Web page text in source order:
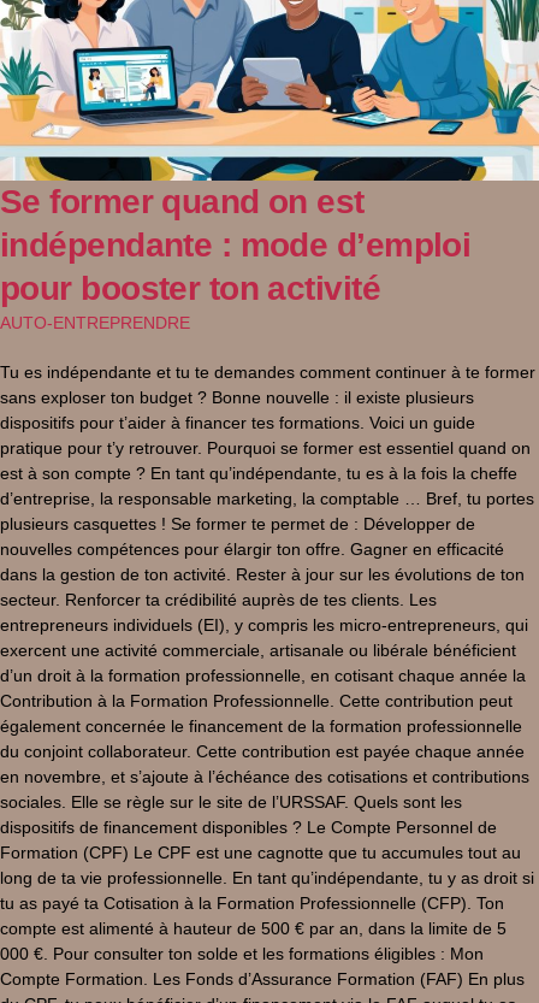
Se former quand on est
indépendante : mode d’emploi
pour booster ton activité
AUTO-ENTREPRENDRE
Tu es indépendante et tu te demandes comment continuer à te former
sans exploser ton budget ? Bonne nouvelle : il existe plusieurs
dispositifs pour t’aider à financer tes formations. Voici un guide
pratique pour t’y retrouver. Pourquoi se former est essentiel quand on
est à son compte ? En tant qu’indépendante, tu es à la fois la cheffe
d’entreprise, la responsable marketing, la comptable … Bref, tu portes
plusieurs casquettes ! Se former te permet de : Développer de
nouvelles compétences pour élargir ton offre. Gagner en efficacité
dans la gestion de ton activité. Rester à jour sur les évolutions de ton
secteur. Renforcer ta crédibilité auprès de tes clients. Les
entrepreneurs individuels (EI), y compris les micro-entrepreneurs, qui
exercent une activité commerciale, artisanale ou libérale bénéficient
d’un droit à la formation professionnelle, en cotisant chaque année la
Contribution à la Formation Professionnelle. Cette contribution peut
également concernée le financement de la formation professionnelle
du conjoint collaborateur. Cette contribution est payée chaque année
en novembre, et s’ajoute à l’échéance des cotisations et contributions
sociales. Elle se règle sur le site de l’URSSAF. Quels sont les
dispositifs de financement disponibles ? Le Compte Personnel de
Formation (CPF) Le CPF est une cagnotte que tu accumules tout au
long de ta vie professionnelle. En tant qu’indépendante, tu y as droit si
tu as payé ta Cotisation à la Formation Professionnelle (CFP). Ton
compte est alimenté à hauteur de 500 € par an, dans la limite de 5
000 €. Pour consulter ton solde et les formations éligibles : Mon
Compte Formation. Les Fonds d’Assurance Formation (FAF) En plus